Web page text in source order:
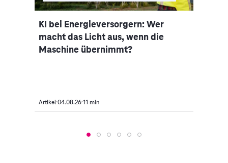
KI bei Energieversorgern: Wer
macht das Licht aus, wenn die
Maschine übernimmt?
Artikel 04.08.26 11 min